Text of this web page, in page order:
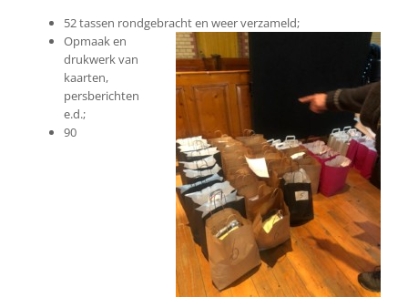
52 tassen rondgebracht en weer verzameld;
Opmaak en
drukwerk van
kaarten,
persberichten
e.d.;
90